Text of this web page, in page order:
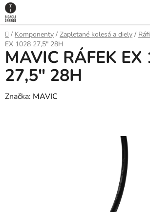
Prejsť
na
obsah
Domov
/ Komponenty / Zapletané kolesá a diely /
EX 1028 27,5" 28H
MAVIC RÁFEK EX
27,5" 28H
Značka: MAVIC